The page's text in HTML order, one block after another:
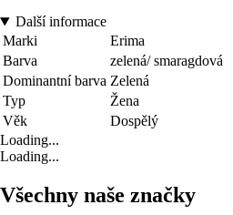
Další informace
Marki
Erima
Barva
zelená/ smaragdová
Dominantní barva Zelená
Typ
Žena
Věk
Dospělý
Loading...
Loading...
Všechny naše značky